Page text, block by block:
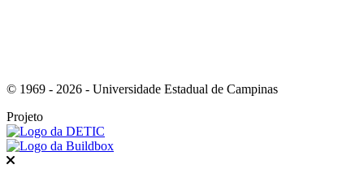
© 1969 - 2026 - Universidade Estadual de Campinas
Projeto
Fechar